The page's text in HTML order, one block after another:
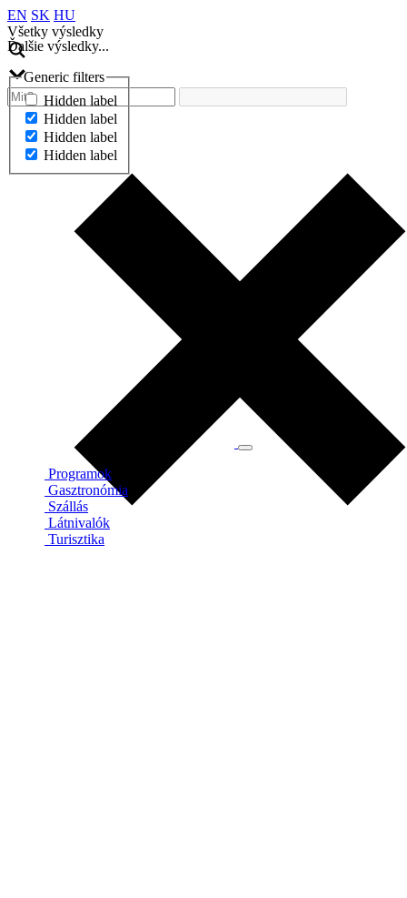
EN SK HU
Všetky výsledky
Ďalšie výsledky...
Generic filters
Hidden label
Hidden label
Hidden label
Hidden label
Ďalšie výsledky...
Programok
Gasztronómia
Szállás
Látnivalók
Turisztika